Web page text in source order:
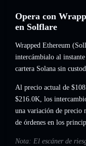
Opera con
en Solflare
Wrapped Ethereum
intercámbialo al
cartera Solana sin
Al precio actual de
$216.0K, los
una variación de precio
de órdenes en los
Nota: El escáner de